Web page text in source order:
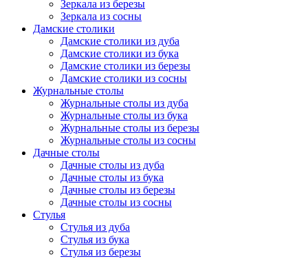
Зеркала из березы
Зеркала из сосны
Дамские столики
Дамские столики из дуба
Дамские столики из бука
Дамские столики из березы
Дамские столики из сосны
Журнальные столы
Журнальные столы из дуба
Журнальные столы из бука
Журнальные столы из березы
Журнальные столы из сосны
Дачные столы
Дачные столы из дуба
Дачные столы из бука
Дачные столы из березы
Дачные столы из сосны
Стулья
Стулья из дуба
Стулья из бука
Стулья из березы